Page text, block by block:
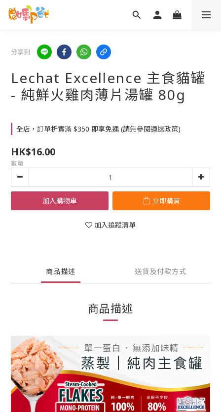
分享到
Lechat Excellence 主食貓罐
- 純鮮火雞肉薄片湯罐 80g
全店，訂單折實滿 $350 即享免運 (請先參閱運送政策)
HK$16.00
數量
加入購物車 立即購買
加入追蹤清單
商品描述 送貨及付款方式
商品描述